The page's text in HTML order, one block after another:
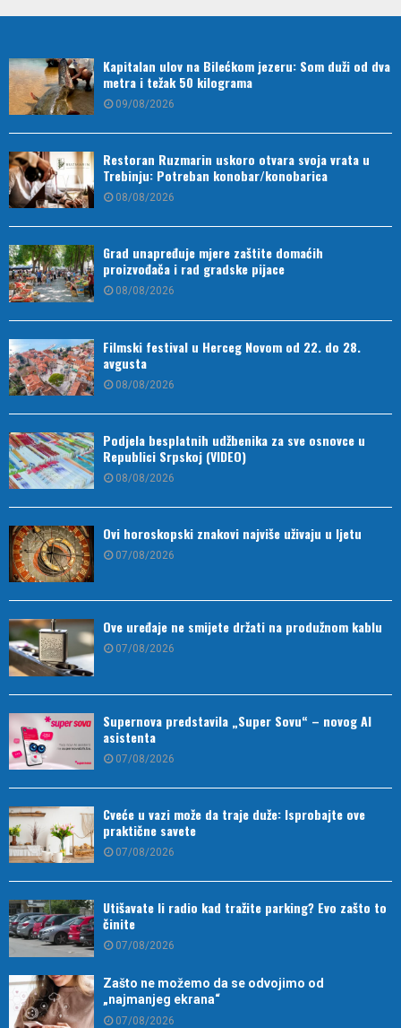
Kapitalan ulov na Bilećkom jezeru: Som duži od dva
metra i težak 50 kilograma
09/08/2026
Restoran Ruzmarin uskoro otvara svoja vrata u
Trebinju: Potreban konobar/konobarica
08/08/2026
Grad unapređuje mjere zaštite domaćih
proizvođača i rad gradske pijace
08/08/2026
Filmski festival u Herceg Novom od 22. do 28.
avgusta
08/08/2026
Podjela besplatnih udžbenika za sve osnovce u
Republici Srpskoj (VIDEO)
08/08/2026
Ovi horoskopski znakovi najviše uživaju u ljetu
07/08/2026
Ove uređaje ne smijete držati na produžnom kablu
07/08/2026
Supernova predstavila „Super Sovu“ – novog AI
asistenta
07/08/2026
Cveće u vazi može da traje duže: Isprobajte ove
praktične savete
07/08/2026
Utišavate li radio kad tražite parking? Evo zašto to
činite
07/08/2026
Zašto ne možemo da se odvojimo od
„najmanjeg ekrana“
07/08/2026